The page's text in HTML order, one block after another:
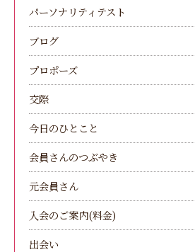
パーソナリティテスト
ブログ
プロポーズ
交際
今日のひとこと
会員さんのつぶやき
元会員さん
入会のご案内(料金)
出会い